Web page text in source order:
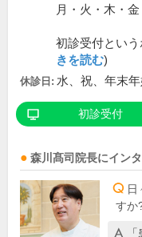
月・火・木・
初診受付とい
きを読む)
休診日: 水、祝、年末
初診受付
森川髙司 院長にイン
日
すか